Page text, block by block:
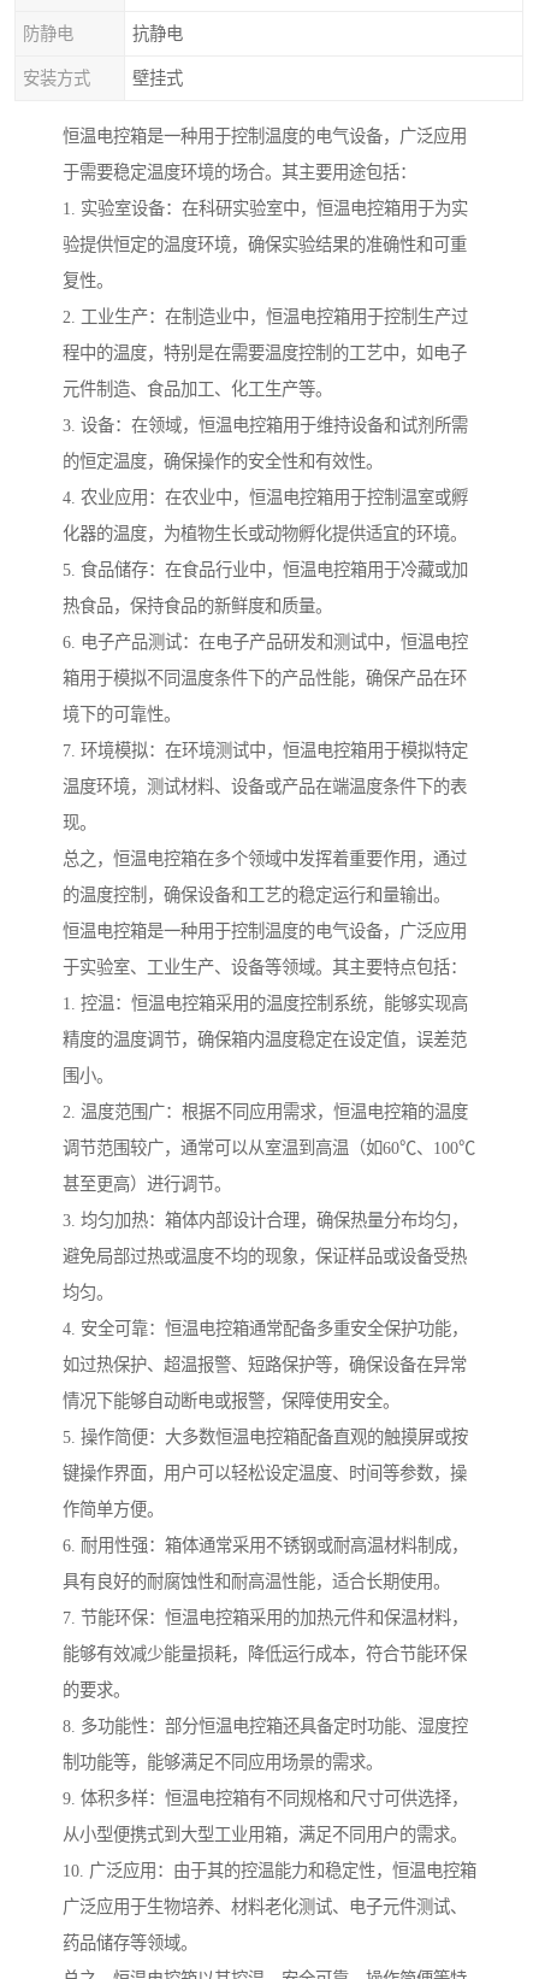
防静电 抗静电
安装方式 壁挂式
恒温电控箱是一种用于控制温度的电气设备，广泛应用
于需要稳定温度环境的场合。其主要用途包括：
1. 实验室设备：在科研实验室中，恒温电控箱用于为实
验提供恒定的温度环境，确保实验结果的准确性和可重
复性。
2. 工业生产：在制造业中，恒温电控箱用于控制生产过
程中的温度，特别是在需要温度控制的工艺中，如电子
元件制造、食品加工、化工生产等。
3. 设备：在领域，恒温电控箱用于维持设备和试剂所需
的恒定温度，确保操作的安全性和有效性。
4. 农业应用：在农业中，恒温电控箱用于控制温室或孵
化器的温度，为植物生长或动物孵化提供适宜的环境。
5. 食品储存：在食品行业中，恒温电控箱用于冷藏或加
热食品，保持食品的新鲜度和质量。
6. 电子产品测试：在电子产品研发和测试中，恒温电控
箱用于模拟不同温度条件下的产品性能，确保产品在环
境下的可靠性。
7. 环境模拟：在环境测试中，恒温电控箱用于模拟特定
温度环境，测试材料、设备或产品在端温度条件下的表
现。
总之，恒温电控箱在多个领域中发挥着重要作用，通过
的温度控制，确保设备和工艺的稳定运行和量输出。
恒温电控箱是一种用于控制温度的电气设备，广泛应用
于实验室、工业生产、设备等领域。其主要特点包括：
1. 控温：恒温电控箱采用的温度控制系统，能够实现高
精度的温度调节，确保箱内温度稳定在设定值，误差范
围小。
2. 温度范围广：根据不同应用需求，恒温电控箱的温度
调节范围较广，通常可以从室温到高温（如60℃、100℃
甚至更高）进行调节。
3. 均匀加热：箱体内部设计合理，确保热量分布均匀，
避免局部过热或温度不均的现象，保证样品或设备受热
均匀。
4. 安全可靠：恒温电控箱通常配备多重安全保护功能，
如过热保护、超温报警、短路保护等，确保设备在异常
情况下能够自动断电或报警，保障使用安全。
5. 操作简便：大多数恒温电控箱配备直观的触摸屏或按
键操作界面，用户可以轻松设定温度、时间等参数，操
作简单方便。
6. 耐用性强：箱体通常采用不锈钢或耐高温材料制成，
具有良好的耐腐蚀性和耐高温性能，适合长期使用。
7. 节能环保：恒温电控箱采用的加热元件和保温材料，
能够有效减少能量损耗，降低运行成本，符合节能环保
的要求。
8. 多功能性：部分恒温电控箱还具备定时功能、湿度控
制功能等，能够满足不同应用场景的需求。
9. 体积多样：恒温电控箱有不同规格和尺寸可供选择，
从小型便携式到大型工业用箱，满足不同用户的需求。
10. 广泛应用：由于其的控温能力和稳定性，恒温电控箱
广泛应用于生物培养、材料老化测试、电子元件测试、
药品储存等领域。